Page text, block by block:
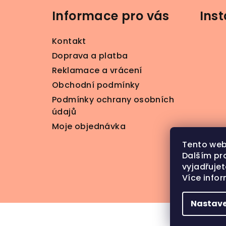
Tento
Dalším
Více
Informace pro vás
Kontakt
Doprava a platba
Reklamace a vrácení
Obchodní podmínky
Podmínky ochrany osobních
údajů
Moje objednávka